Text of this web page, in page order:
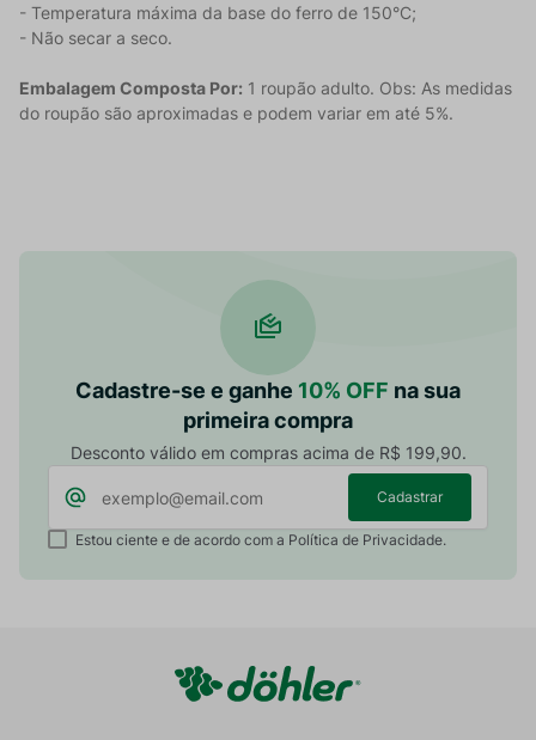
- Temperatura máxima da base do ferro de 150°C;
- Não secar a seco.
Embalagem Composta Por: 1 roupão adulto. Obs: As medidas
do roupão são aproximadas e podem variar em até 5%.
Cadastre-se e ganhe 10% OFF na sua
primeira compra
Desconto válido em compras acima de R$ 199,90.
Cadastrar
Estou ciente e de acordo com a Política de Privacidade.